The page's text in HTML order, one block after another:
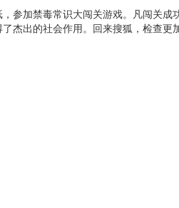
加禁毒常识大闯关游戏。凡闯关成
杰出的社会作用。回来搜狐，检查更